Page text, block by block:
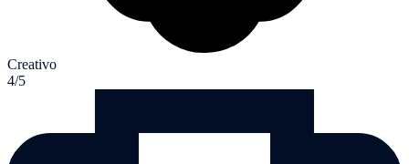
Creativo
4/5